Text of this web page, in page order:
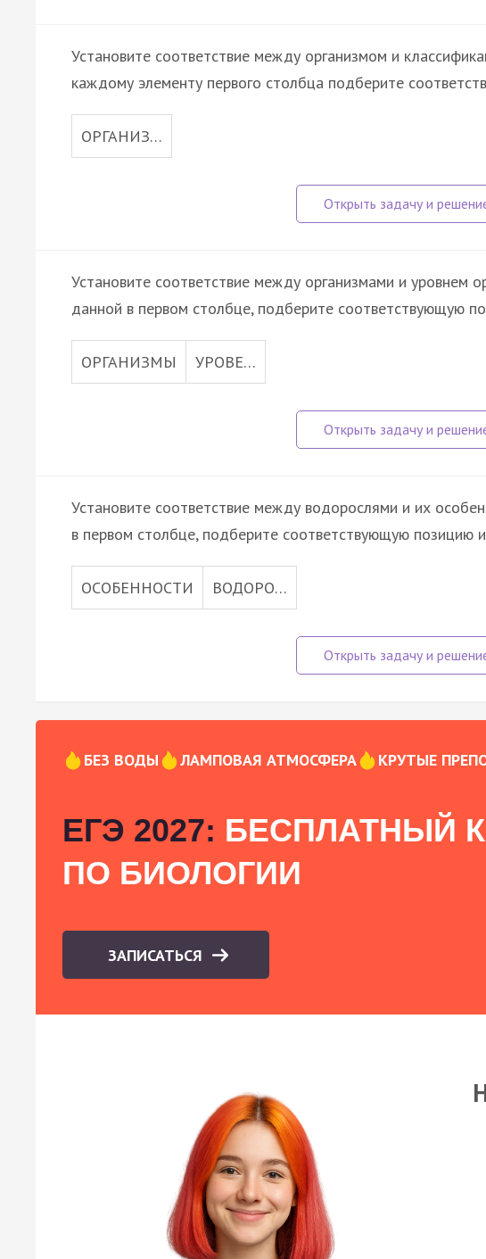
Установите соответствие между организмом и
каждому элементу первого столбца подберите
ОРГАНИЗ…
Установите соответствие между организмами и уровнем
данной в первом столбце, подберите соответствующую
ОРГАНИЗМЫ УРОВЕ…
Установите соответствие между водорослями и их
в первом столбце, подберите соответствующую позицию
ОСОБЕННОСТИ ВОДОРО…
БЕЗ ВОДЫ ЛАМПОВАЯ АТМОСФЕРА КРУТЫЕ
ЕГЭ 2027: БЕСПЛАТНЫЙ
ПО БИОЛОГИИ
ЗАПИСАТЬСЯ